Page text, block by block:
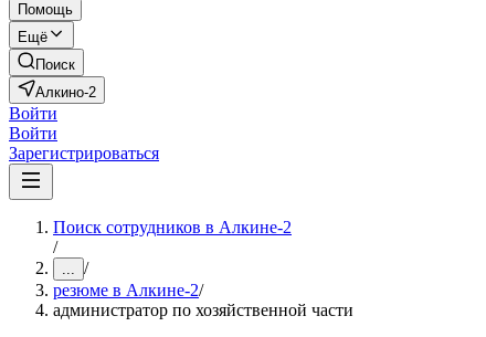
Помощь
Ещё
Поиск
Алкино-2
Войти
Войти
Зарегистрироваться
Поиск сотрудников в Алкине-2
/
... /
резюме в Алкине-2/
администратор по хозяйственной части